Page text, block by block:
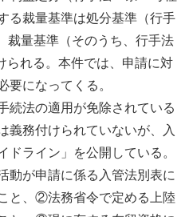
る裁量基準は処分基準（行手
裁量基準（そのうち、行手法
られる。本件では、申請に対
要になってくる。
法の適用が免除されている
義務付けられていないが、入
ドライン」を公開している。
動が申請に係る入管法別表に
と、②法務省令で定める上陸